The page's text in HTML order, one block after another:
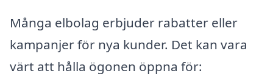
Många elbolag erbjuder rabatter eller
kampanjer för nya kunder. Det kan vara
värt att hålla ögonen öppna för: